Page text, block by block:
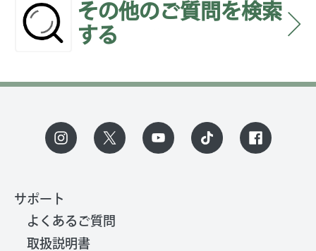
その他のご質問を検索
する
サポート
よくあるご質問
取扱説明書